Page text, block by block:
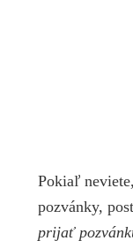
Pokiaľ
pozvánky,
prijať